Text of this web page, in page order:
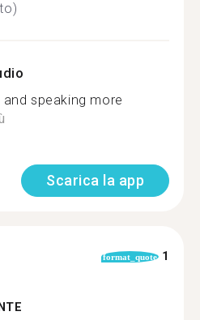
speaking more
Scarica la app
format_quote 1